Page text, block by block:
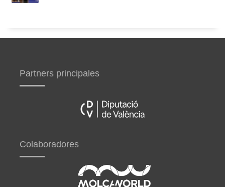
Partners principales
Colaboradores